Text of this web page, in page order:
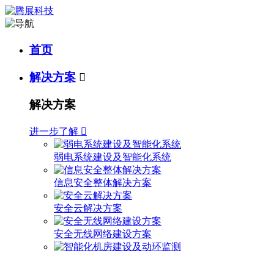
首页
解决方案 
解决方案
进一步了解 
弱电系统建设及智能化系统
信息安全整体解决方案
安全云解决方案
安全无线网络建设方案